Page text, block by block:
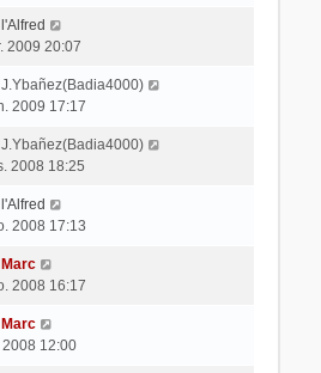
l'Alfred
2009 20:07
J.Ybañez(Badia4000)
2009 17:17
J.Ybañez(Badia4000)
2008 18:25
l'Alfred
2008 17:13
Marc
2008 16:17
Marc
2008 12:00